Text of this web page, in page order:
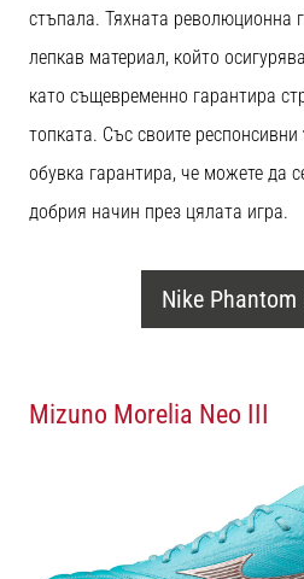
стъпала. Тяхната революционна
лепкав материал, който
като същевременно гарантира
топката. Със своите респонсивни
обувка гарантира, че можете да
добрия начин през цялата игра.
Nike Phantom
Mizuno Morelia Neo III